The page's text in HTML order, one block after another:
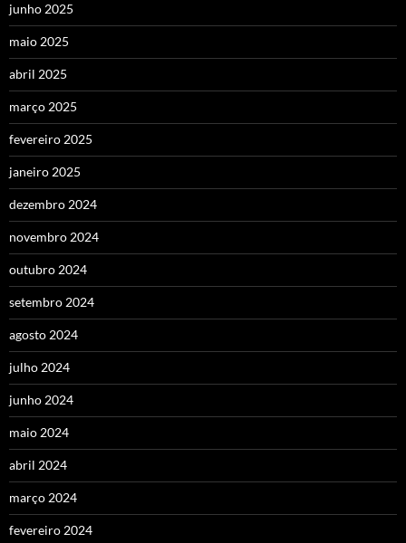
junho 2025
maio 2025
abril 2025
março 2025
fevereiro 2025
janeiro 2025
dezembro 2024
novembro 2024
outubro 2024
setembro 2024
agosto 2024
julho 2024
junho 2024
maio 2024
abril 2024
março 2024
fevereiro 2024